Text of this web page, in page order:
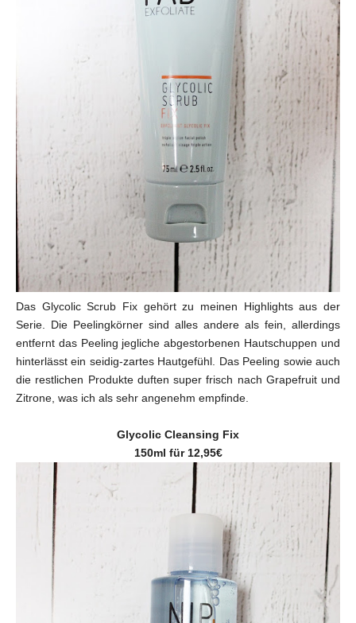
Das Glycolic Scrub Fix gehört zu meinen Highlights aus der
Serie. Die Peelingkörner sind alles andere als fein, allerdings
entfernt das Peeling jegliche abgestorbenen Hautschuppen und
hinterlässt ein seidig-zartes Hautgefühl. Das Peeling sowie auch
die restlichen Produkte duften super frisch nach Grapefruit und
Zitrone, was ich als sehr angenehm empfinde.
Glycolic Cleansing Fix
150ml für 12,95€